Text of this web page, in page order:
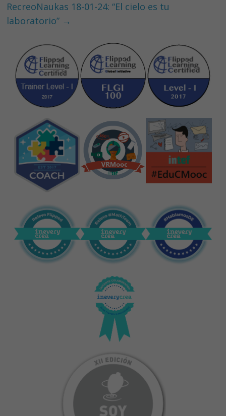
RecreoNaukas 18-01-24: “El cielo es tu
laboratorio” →